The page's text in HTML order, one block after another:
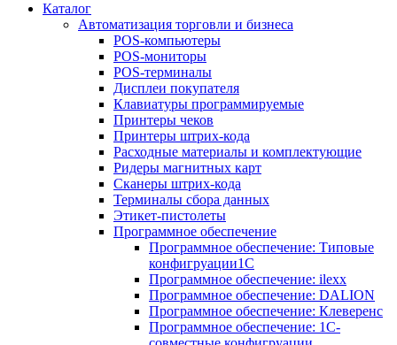
Каталог
Автоматизация торговли и бизнеса
POS-компьютеры
POS-мониторы
POS-терминалы
Дисплеи покупателя
Клавиатуры программируемые
Принтеры чеков
Принтеры штрих-кода
Расходные материалы и комплектующие
Ридеры магнитных карт
Сканеры штрих-кода
Терминалы сбора данных
Этикет-пистолеты
Программное обеспечение
Программное обеспечение: Типовые
конфигруации1С
Программное обеспечение: ilexx
Программное обеспечение: DALION
Программное обеспечение: Клеверенс
Программное обеспечение: 1С-